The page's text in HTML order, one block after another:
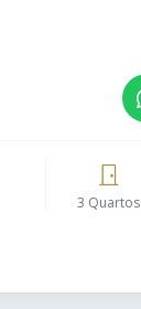
3 Quartos